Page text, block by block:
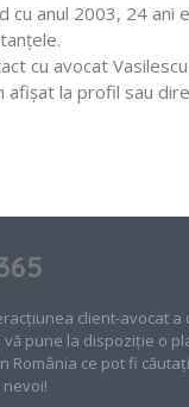
cu anul 2003, 24 ani
cu avocat
afișat la profil sau
client-avocat a
vă pune la dispoziție o
România ce pot fi